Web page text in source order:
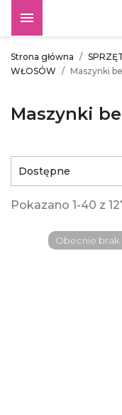

Strona główna
WŁOSÓW
Maszynki
Maszynki
Dostępne
Pokazano 1-40 z
Obecnie brak